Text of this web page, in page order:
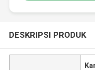
DESKRIPSI PRODUK